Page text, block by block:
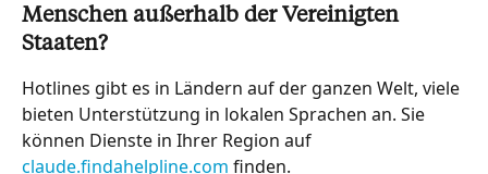
Menschen außerhalb der Vereinigten
Staaten?
Hotlines gibt es in Ländern auf der ganzen Welt, viele
bieten Unterstützung in lokalen Sprachen an. Sie
können Dienste in Ihrer Region auf
claude.findahelpline.com finden.